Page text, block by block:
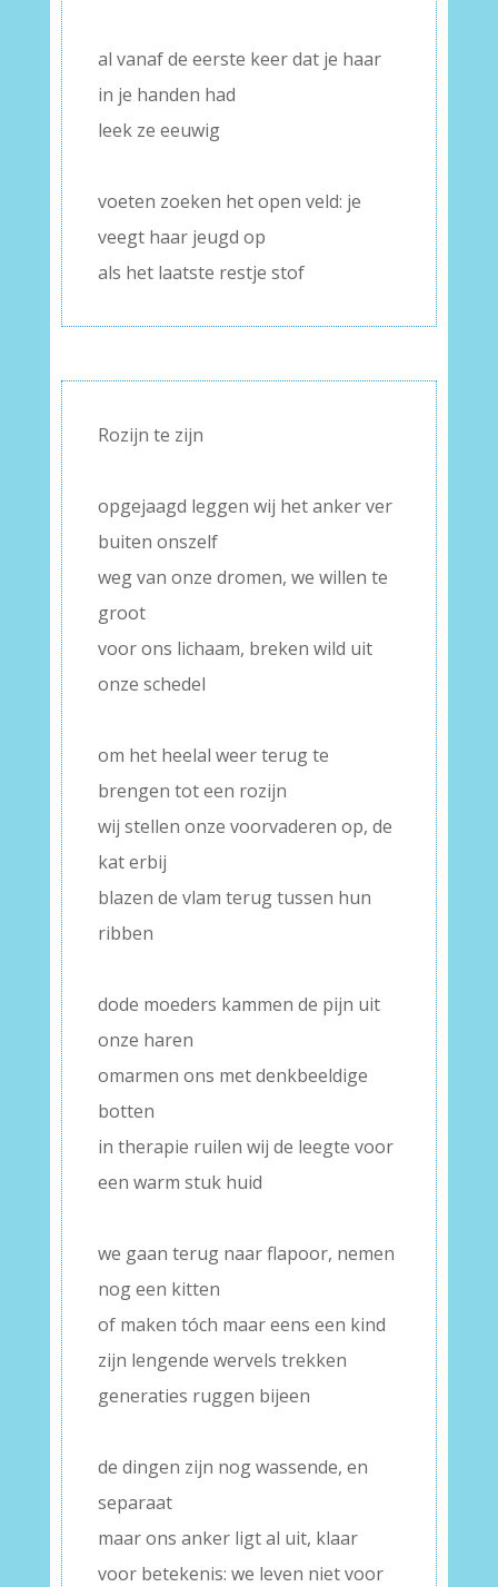
al vanaf de eerste keer dat je haar
in je handen had
leek ze eeuwig
voeten zoeken het open veld: je
veegt haar jeugd op
als het laatste restje stof
Rozijn te zijn
opgejaagd leggen wij het anker ver
buiten onszelf
weg van onze dromen, we willen te
groot
voor ons lichaam, breken wild uit
onze schedel
om het heelal weer terug te
brengen tot een rozijn
wij stellen onze voorvaderen op, de
kat erbij
blazen de vlam terug tussen hun
ribben
dode moeders kammen de pijn uit
onze haren
omarmen ons met denkbeeldige
botten
in therapie ruilen wij de leegte voor
een warm stuk huid
we gaan terug naar flapoor, nemen
nog een kitten
of maken tóch maar eens een kind
zijn lengende wervels trekken
generaties ruggen bijeen
de dingen zijn nog wassende, en
separaat
maar ons anker ligt al uit, klaar
voor betekenis: we leven niet voor